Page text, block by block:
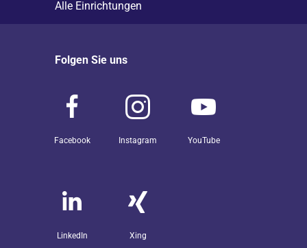
Alle Einrichtungen
Folgen Sie uns
Facebook Instagram YouTube
LinkedIn Xing